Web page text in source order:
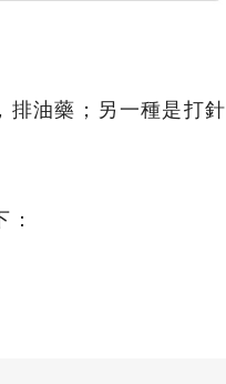
排油藥；另一種是打針